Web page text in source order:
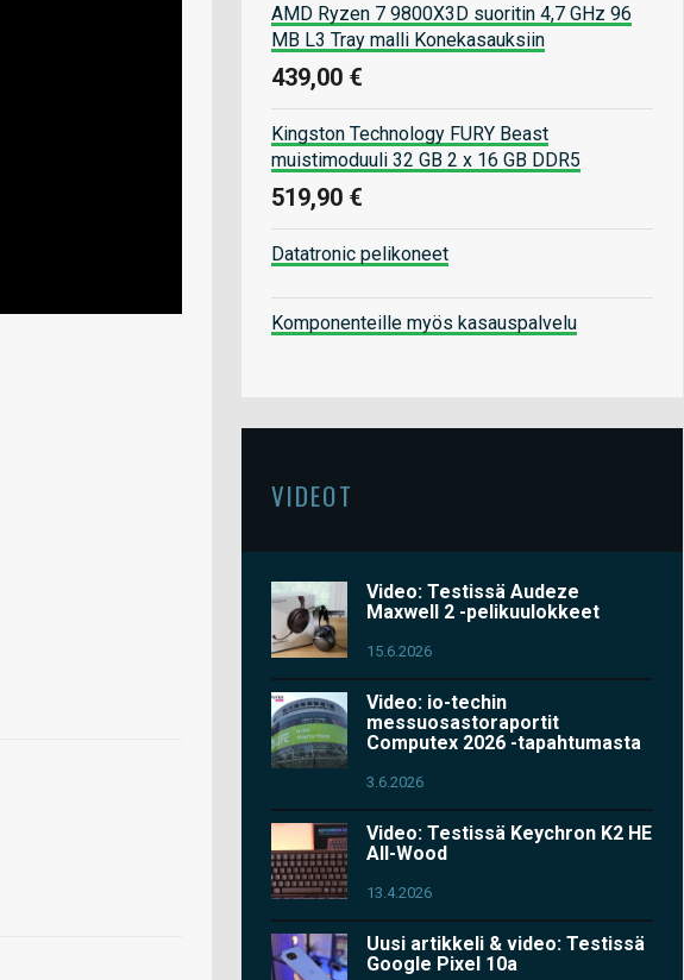
AMD Ryzen 7 9800X3D suoritin 4,7 GHz 96
MB L3 Tray malli Konekasauksiin
439,00 €
Kingston Technology FURY Beast
muistimoduuli 32 GB 2 x 16 GB DDR5
519,90 €
Datatronic pelikoneet
Komponenteille myös kasauspalvelu
VIDEOT
Video: Testissä Audeze
Maxwell 2 -pelikuulokkeet
15.6.2026
Video: io-techin
messuosastoraportit
Computex 2026 -tapahtumasta
3.6.2026
Video: Testissä Keychron K2 HE
All-Wood
13.4.2026
Uusi artikkeli & video: Testissä
Google Pixel 10a